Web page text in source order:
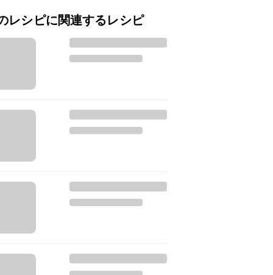
レシピに関連するレシピ